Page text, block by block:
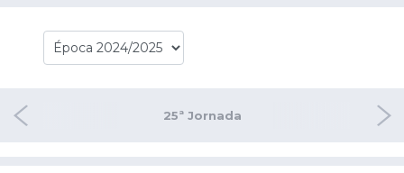
25ª Jornada 26ª